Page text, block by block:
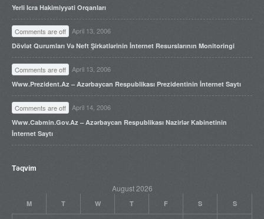
Yerli Icra Hakimiyyəti Orqanları
Comments are off April 13, 2006
Dövlət Qurumları Və Neft Şirkətlərinin İnternet Resurslarının Monitoringi
Comments are off April 13, 2006
Www.prezident.az – Azərbaycan Respublikası Prezidentinin İnternet Saytı
Comments are off April 14, 2006
Www.cabmin.gov.az – Azərbaycan Respublikası Nazirlər Kabinetinin
İnternet Saytı
Təqvim
August 2026
M T W T F S S